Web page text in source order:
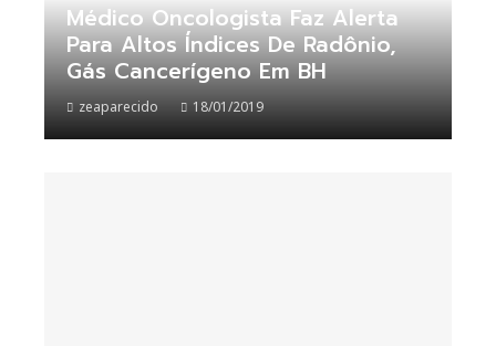
Médico Oncologista Faz Alerta
Para Altos Índices De Radônio,
Gás Cancerígeno Em BH
zeaparecido 18/01/2019